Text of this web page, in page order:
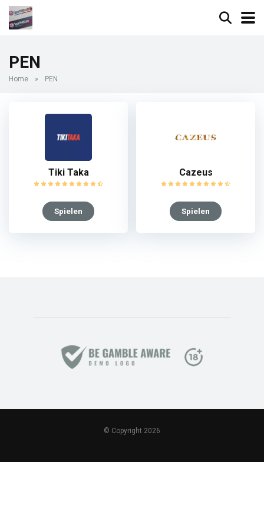
PEN
Home » PEN
Tiki Taka
Spielen
Cazeus
Spielen
© Copyright 2026